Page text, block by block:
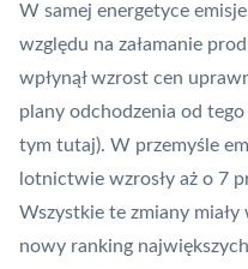
W samej energetyce
względu na załamanie
wpłynął wzrost cen
plany odchodzenia od
tym tutaj). W przemyśle
lotnictwie wzrosły aż o 7
Wszystkie te zmiany
nowy ranking